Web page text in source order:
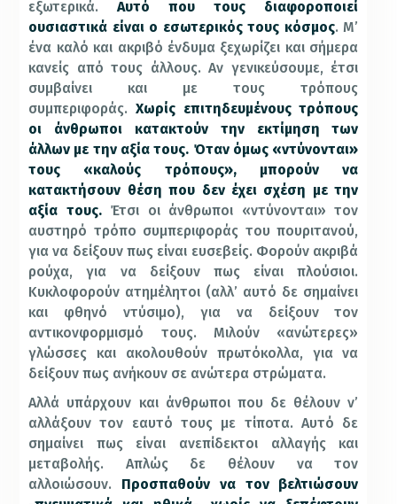
εξωτερικά.Αυτό που τους διαφοροποιεί
ουσιαστικά είναι ο εσωτερικός τους κόσμος. Μ’
ένα καλό και ακριβό ένδυμα ξεχωρίζει και σήμερα
κανείς από τους άλλους. Αν γενικεύσουμε, έτσι
συμβαίνει και με τους τρόπους
συμπεριφοράς. Χωρίς επιτηδευμένους τρόπους
οι άνθρωποι κατακτούν την εκτίμηση των
άλλων με την αξία τους. Όταν όμως «ντύνονται»
τους «καλούς τρόπους», μπορούν να
κατακτήσουν θέση που δεν έχει σχέση με την
αξία τους.Έτσι οι άνθρωποι «ντύνονται» τον
αυστηρό τρόπο συμπεριφοράς του πουριτανού,
για να δείξουν πως είναι ευσεβείς. Φορούν ακριβά
ρούχα, για να δείξουν πως είναι πλούσιοι.
Κυκλοφορούν ατημέλητοι (αλλ’ αυτό δε σημαίνει
και φθηνό ντύσιμο), για να δείξουν τον
αντικονφορμισμό τους. Μιλούν «ανώτερες»
γλώσσες και ακολουθούν πρωτόκολλα, για να
δείξουν πως ανήκουν σε ανώτερα στρώματα.
Αλλά υπάρχουν και άνθρωποι που δε θέλουν ν’
αλλάξουν τον εαυτό τους με τίποτα. Αυτό δε
σημαίνει πως είναι ανεπίδεκτοι αλλαγής και
μεταβολής. Απλώς δε θέλουν να τον
αλλοιώσουν. Προσπαθούν να τον βελτιώσουν